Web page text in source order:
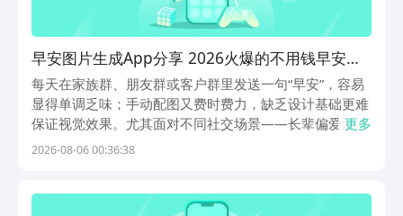
早安图片生成App分享 2026火爆的不用钱早安问
候图制作工具
每天在家族群、朋友群或客户群里发送一句“早安”，容易
显得单调乏味；手动配图又费时费力，缺乏设计基础更难
保证视觉效果。尤其面对不同社交场景——长辈偏爱温馨
稳重，朋友倾向轻松活泼，客户则需要简洁得体——如何
更多
2026-08-06 00:36:38